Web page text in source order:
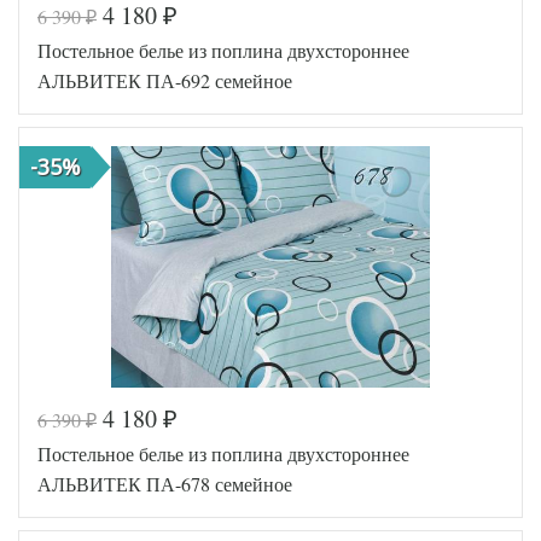
Код товара
555-316
Артикул
AL200092
5612560
Ткань
Поплин
Размер
143х215
Размер
простыни
215х240
70х70
(2шт)
АльВиТек
(Россия)
Код товара
555-320
Артикул
AL200092
5620602
Ткань
Поплин
Размер
143х215
6 390₽ 4 180 ₽
Постельное белье из поплина двухстороннее
АЛЬВИТЕК ПА-692 семейное
-35%
6 390₽ 4 180 ₽
Постельное белье из поплина двухстороннее
АЛЬВИТЕК ПА-678 семейное